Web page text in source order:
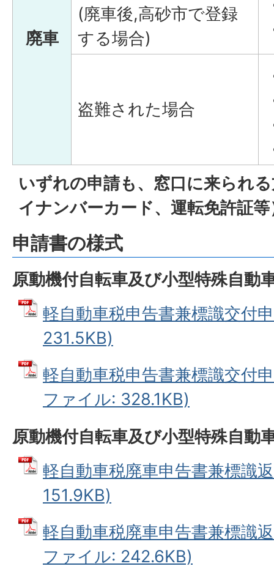
廃車
(廃車後,高砂市で登録
する場合)
盗難された場合
いずれの申請も、窓口に来られ
イナンバーカード、運転免許証
申請書の様式
原動機付自転車及び小型特殊自動
軽自動車税申告書兼標識交付
231.5KB)
軽自動車税申告書兼標識交付
ファイル: 328.1KB)
原動機付自転車及び小型特殊自動
軽自動車税廃車申告書兼標識
151.9KB)
軽自動車税廃車申告書兼標識
ファイル: 242.6KB)